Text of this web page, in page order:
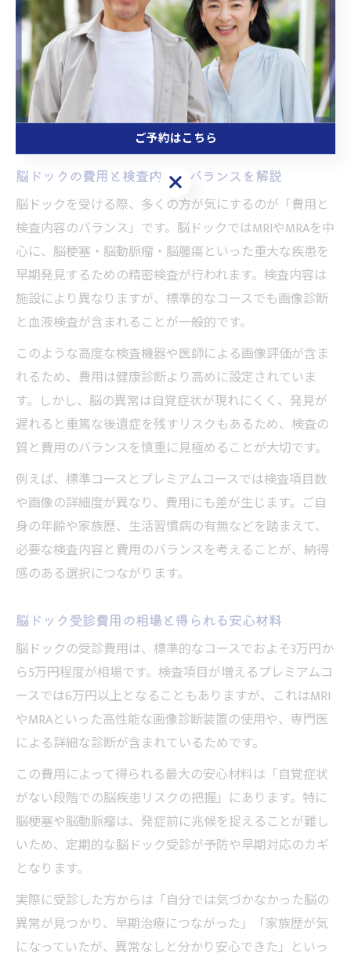
ク受診を通じて将来の安心を得ることができます。受診
後の適切なフォローアップや専門医の指導を受けること
で、より効果的な予防が実現できます。
費用面から考える脳ドック受診の意義
脳ドックの費用と検査内容のバランスを解説
脳ドックを受ける際、多くの方が気にするのが「費用と
検査内容のバランス」です。脳ドックではMRIやMRAを中
心に、脳梗塞・脳動脈瘤・脳腫瘍といった重大な疾患を
早期発見するための精密検査が行われます。検査内容は
施設により異なりますが、標準的なコースでも画像診断
と血液検査が含まれることが一般的です。
このような高度な検査機器や医師による画像評価が含ま
れるため、費用は健康診断より高めに設定されていま
す。しかし、脳の異常は自覚症状が現れにくく、発見が
遅れると重篤な後遺症を残すリスクもあるため、検査の
質と費用のバランスを慎重に見極めることが大切です。
例えば、標準コースとプレミアムコースでは検査項目数
や画像の詳細度が異なり、費用にも差が生じます。ご自
身の年齢や家族歴、生活習慣病の有無などを踏まえて、
必要な検査内容と費用のバランスを考えることが、納得
感のある選択につながります。
脳ドック受診費用の相場と得られる安心材料
脳ドックの受診費用は、標準的なコースでおよそ3万円か
ら5万円程度が相場です。検査項目が増えるプレミアムコ
ースでは6万円以上となることもありますが、これはMRI
やMRAといった高性能な画像診断装置の使用や、専門医
による詳細な診断が含まれているためです。
この費用によって得られる最大の安心材料は「自覚症状
がない段階での脳疾患リスクの把握」にあります。特に
脳梗塞や脳動脈瘤は、発症前に兆候を捉えることが難し
いため、定期的な脳ドック受診が予防や早期対応のカギ
となります。
実際に受診した方からは「自分では気づかなかった脳の
異常が見つかり、早期治療につながった」「家族歴が気
になっていたが、異常なしと分かり安心できた」といっ
ご予約はこちら
ご予約はこちら